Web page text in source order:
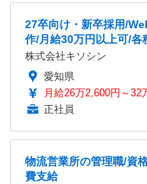
27卒向け・新卒採用/
作/月給30万円以上可/各
株式会社キソシン
愛知県
月給26万2,600円～32
正社員
物流営業所の管理職/資
費支給